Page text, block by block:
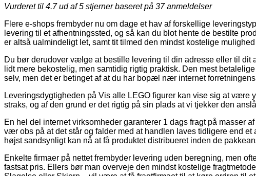
Vurderet til 4.7ud af 5 stjerner baseret på 37anmeldelser
Flere e-shops frembyder nu om dage et hav af forskellige
levering til et afhentningssted, og så kan du blot hente de bestilte
er altså ualmindeligt let, samt tit tilmed den mindst kostelige
Du bør derudover vælge at bestille levering til din adresse eller til dit
lidt mere bekostelig, men samtidig rigtig praktisk. Den mest
selv, men det er betinget af at du har bopæl nær internet
Leveringsdygtigheden på Vis alle LEGO figurer kan vise sig at være
straks, og af den grund er det rigtig på sin plads at vi tjekker den
En hel del internet virksomheder garanterer 1 dags fragt på masser
vær obs på at det står og falder med at handlen laves tidligere end
højst sandsynligt kan nå at få produktet distribueret inden de
Enkelte firmaer på nettet frembyder levering uden beregning, men
fastsat pris. Ellers bør man overveje den mindst kostelige